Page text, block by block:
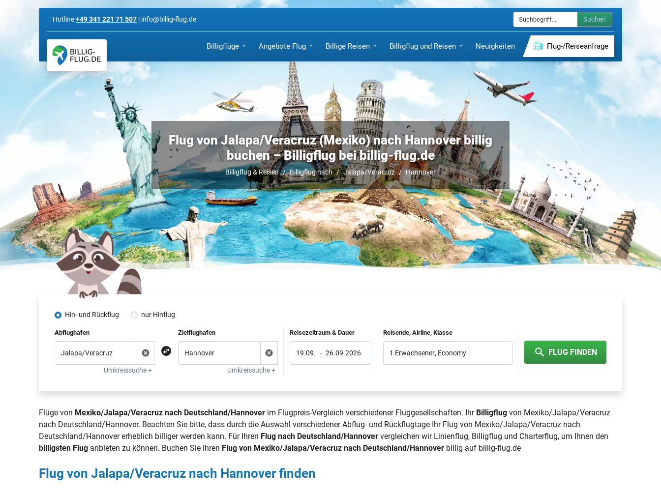
Hotline+49 341 221 71 507 | info@billig-flug.de Suchen
Billigflüge Angebote Flug Billige Reisen Billigflug und Reisen Neuigkeiten Flug-/Reiseanfrage
Flug von Jalapa/Veracruz (Mexiko) nach Hannover billig
buchen – Billigflug bei billig-flug.de
Billigflug & Reisen Billigflug nach Jalapa/Veracruz Hannover
Hin- und Rückflug nur Hinflug
Abflughafen
Umkreissuche +
Zielflughafen
Umkreissuche +
Reisezeitraum & Dauer
19.09. - 26.09.2026
Reisende, Airline, Klasse
1 Erwachsener, Economy FLUG FINDEN
Flüge von Mexiko/Jalapa/Veracruz nach Deutschland/Hannover im Flugpreis-Vergleich verschiedener Fluggesellschaften. Ihr Billigflug von Mexiko/Jalapa/Veracruz
nach Deutschland/Hannover. Beachten Sie bitte, dass durch die Auswahl verschiedener Abflug- und Rückflugtage Ihr Flug von Mexiko/Jalapa/Veracruz nach
Deutschland/Hannover erheblich billiger werden kann. Für Ihren Flug nach Deutschland/Hannover vergleichen wir Linienflug, Billigflug und Charterflug, um Ihnen den
billigsten Flug anbieten zu können. Buchen Sie Ihren Flug von Mexiko/Jalapa/Veracruz nach Deutschland/Hannover billig auf billig-flug.de
Flug von Jalapa/Veracruz nach Hannover finden